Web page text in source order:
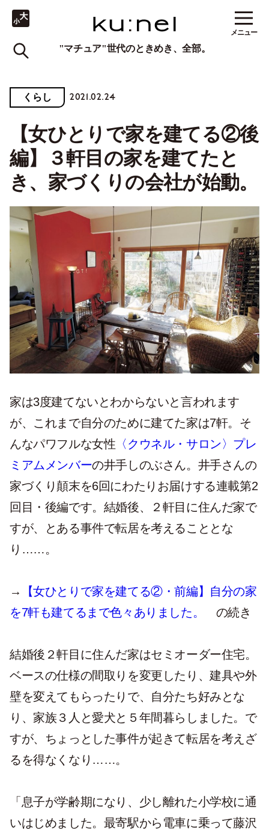
"マチュア"世代のときめき、全部。
メニュー
くらし 2021.02.24
【女ひとりで家を建てる②後
編】３軒目の家を建てたと
き、家づくりの会社が始動。
家は3度建てないとわからないと言われます
が、これまで自分のために建てた家は7軒。そ
んなパワフルな女性 〈クウネル・サロン〉プレ
ミアムメンバーの井手しのぶさん。井手さんの
家づくり顛末を6回にわたりお届けする連載第2
回目・後編です。結婚後、２軒目に住んだ家で
すが、とある事件で転居を考えることとな
り……。
→
【女ひとりで家を建てる②・前編】自分の家
を7軒も建てるまで色々ありました。
の続き
結婚後２軒目に住んだ家はセミオーダー住宅。
ベースの仕様の間取りを変更したり、建具や外
壁を変えてもらったりで、自分たち好みとな
り、家族３人と愛犬と５年間暮らしました。で
すが、ちょっとした事件が起きて転居を考えざ
るを得なくなり……。
「息子が学齢期になり、少し離れた小学校に通
いはじめました。最寄駅から電車に乗って藤沢